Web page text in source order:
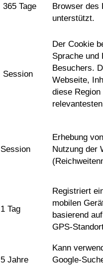
365 Tage
Browser des
unterstützt.
Session
Der Cookie
Sprache und
Besuchers.
Webseite,
diese
Session
Erhebung
Nutzung der
1 Tag
Registriert
mobilen
basierend
GPS-
5 Jahre
Kann
Google-